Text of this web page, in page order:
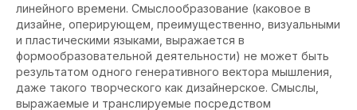
линейного времени. Смыслообразование (каковое в
дизайне, оперирующем, преимущественно, визуальными
и пластическими языками, выражается в
формообразовательной деятельности) не может быть
результатом одного генеративного вектора мышления,
даже такого творческого как дизайнерское. Смыслы,
выражаемые и транслируемые посредством